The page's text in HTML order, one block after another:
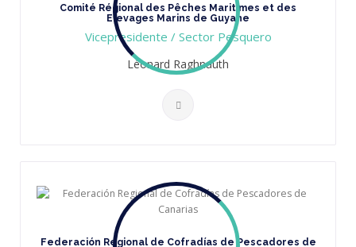
Comité Régional des Pêches Maritimes et des
Elevages Marins de Guyane
Vicepresidente / Sector Pesquero
Léonard Raghnauth
Federación Regional de Cofradías de Pescadores de